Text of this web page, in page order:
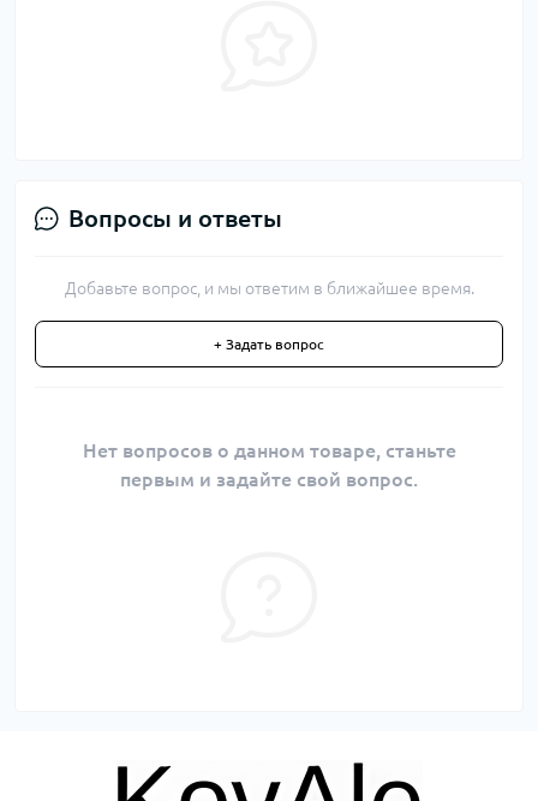
Вопросы и ответы
Добавьте вопрос, и мы ответим в ближайшее время.
+ Задать вопрос
Нет вопросов о данном товаре, станьте
первым и задайте свой вопрос.